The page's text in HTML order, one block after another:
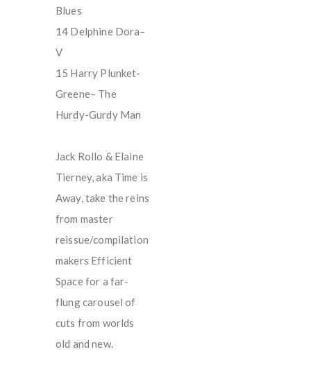
Blues
14 Delphine Dora–
V
15 Harry Plunket-
Greene– The
Hurdy-Gurdy Man
Jack Rollo & Elaine
Tierney, aka Time is
Away, take the reins
from master
reissue/compilation
makers Efficient
Space for a far-
flung carousel of
cuts from worlds
old and new.